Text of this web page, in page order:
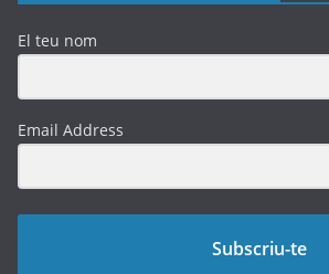
El teu nom
Email Address
Subscriu-te